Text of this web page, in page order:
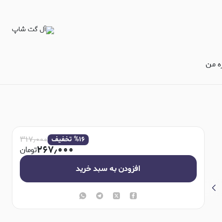
من
%۱۶ تخفیف ۳۱۷٫۰۰۰
۲۶۷٫۰۰۰تومان
افزودن به سبد خرید